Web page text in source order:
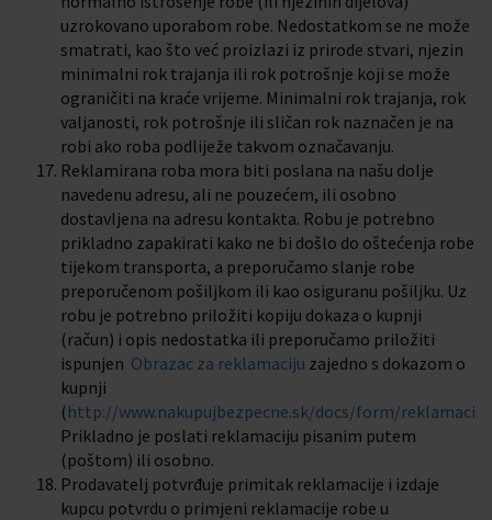
uzrokovano uporabom robe. Nedostatkom se ne može
smatrati, kao što već proizlazi iz prirode stvari, njezin
minimalni rok trajanja ili rok potrošnje koji se može
ograničiti na kraće vrijeme. Minimalni rok trajanja, rok
valjanosti, rok potrošnje ili sličan rok naznačen je na
robi ako roba podliježe takvom označavanju.
Reklamirana roba mora biti poslana na našu dolje
navedenu adresu, ali ne pouzećem, ili osobno
dostavljena na adresu kontakta. Robu je potrebno
prikladno zapakirati kako ne bi došlo do oštećenja robe
tijekom transporta, a preporučamo slanje robe
preporučenom pošiljkom ili kao osiguranu pošiljku. Uz
robu je potrebno priložiti kopiju dokaza o kupnji
(račun) i opis nedostatka ili preporučamo priložiti
ispunjen Obrazac za reklamaciju zajedno s dokazom o
kupnji
(http://www.nakupujbezpecne.sk/docs/form/
Prikladno je poslati reklamaciju pisanim putem
(poštom) ili osobno.
Prodavatelj potvrđuje primitak reklamacije i izdaje
kupcu potvrdu o primjeni reklamacije robe u